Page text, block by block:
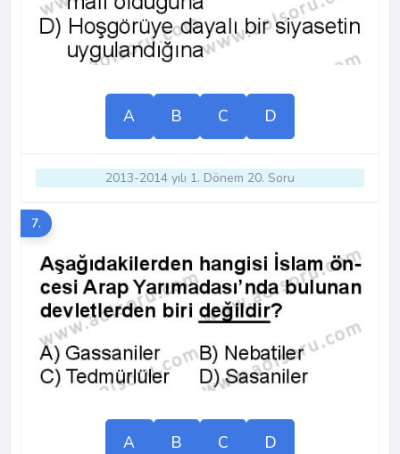
A B C D
2013-2014 yılı 1. Dönem 20. Soru
7.
A B C D